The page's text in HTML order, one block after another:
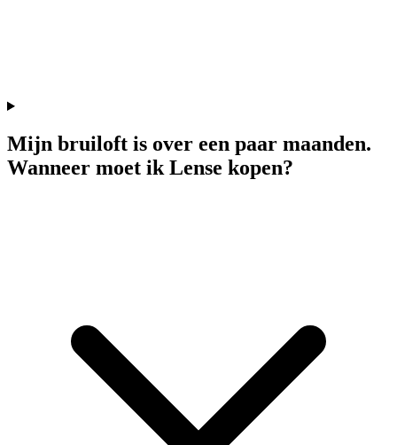
Mijn bruiloft is over een paar maanden.
Wanneer moet ik Lense kopen?